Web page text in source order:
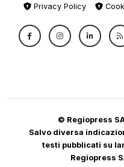
Privacy Policy
© Regiopress
Salvo diversa
testi pubblicati su
Regiopress